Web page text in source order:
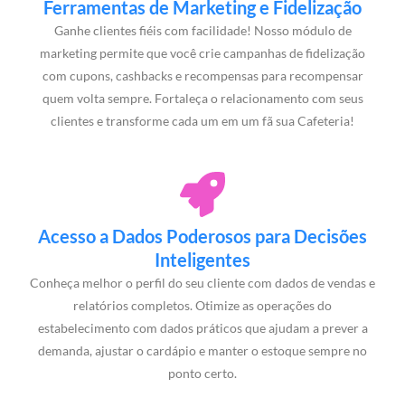
Ferramentas de Marketing e Fidelização
Ganhe clientes fiéis com facilidade! Nosso módulo de
marketing permite que você crie campanhas de fidelização
com cupons, cashbacks e recompensas para recompensar
quem volta sempre. Fortaleça o relacionamento com seus
clientes e transforme cada um em um fã sua Cafeteria!
Acesso a Dados Poderosos para Decisões
Inteligentes
Conheça melhor o perfil do seu cliente com dados de vendas e
relatórios completos. Otimize as operações do
estabelecimento com dados práticos que ajudam a prever a
demanda, ajustar o cardápio e manter o estoque sempre no
ponto certo.